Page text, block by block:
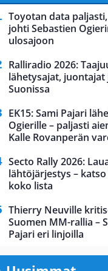
Toyotan data
johti Sebastien
ulosajoon
Ralliradio 2026:
lähetysajat, juontajat
Suonissa
EK15: Sami Pajari
Ogierille – paljasti
Kalle Rovanperän
Secto Rally 2026:
lähtöjärjestys –
koko lista
Thierry Neuville
Suomen MM-rallia –
Pajari eri linjoilla